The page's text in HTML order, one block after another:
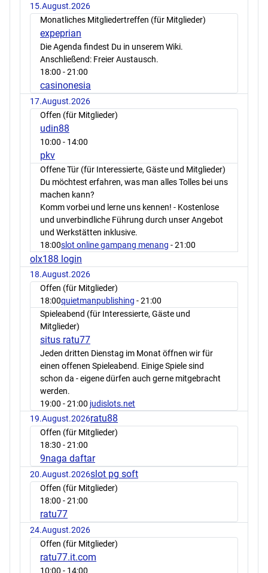
15.August.2026
Monatliches Mitgliedertreffen (für Mitglieder)
expeprian
Die Agenda findest Du in unserem Wiki.
Anschließend: Freier Austausch.
18:00 - 21:00
casinonesia
17.August.2026
Offen (für Mitglieder)
udin88
10:00 - 14:00
pkv
Offene Tür (für Interessierte, Gäste und Mitglieder)
Du möchtest erfahren, was man alles Tolles bei uns
machen kann?
Komm vorbei und lerne uns kennen! - Kostenlose
und unverbindliche Führung durch unser Angebot
und Werkstätten inklusive.
18:00slot online gampang menang - 21:00
olx188 login
18.August.2026
Offen (für Mitglieder)
18:00quietmanpublishing - 21:00
Spieleabend (für Interessierte, Gäste und
Mitglieder)
situs ratu77
Jeden dritten Dienstag im Monat öffnen wir für
einen offenen Spieleabend. Einige Spiele sind
schon da - eigene dürfen auch gerne mitgebracht
werden.
19:00 - 21:00 judislots.net
19.August.2026ratu88
Offen (für Mitglieder)
18:30 - 21:00
9naga daftar
20.August.2026slot pg soft
Offen (für Mitglieder)
18:00 - 21:00
ratu77
24.August.2026
Offen (für Mitglieder)
ratu77.it.com
10:00 - 14:00